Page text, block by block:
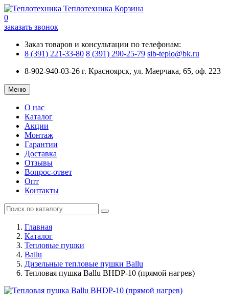
Теплотехника Корзина
0
заказать звонок
Заказ товаров и консультации по телефонам:
8 (391) 221-33-80 8 (391) 290-25-79 sib-teplo@bk.ru
8-902-940-03-26 г. Красноярск, ул. Маерчака, 65, оф. 223
Меню
О нас
Каталог
Акции
Монтаж
Гарантии
Доставка
Отзывы
Вопрос-ответ
Опт
Контакты
Главная
Каталог
Тепловые пушки
Ballu
Дизельные тепловые пушки Ballu
Тепловая пушка Ballu BHDP-10 (прямой нагрев)